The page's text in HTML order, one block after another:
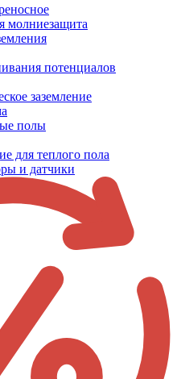
молниезащита
потенциалов
заземление
полы
для теплого пола
и датчики